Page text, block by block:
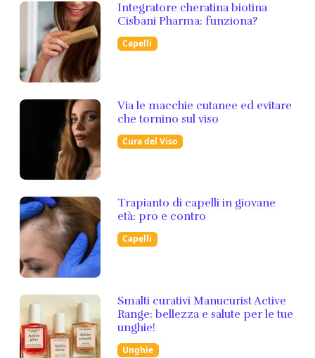
Integratore cheratina biotina
Cisbani Pharma: funziona?
Capelli
Via le macchie cutanee ed evitare
che tornino sul viso
Cura del Viso
Trapianto di capelli in giovane
età: pro e contro
Capelli
Smalti curativi Manucurist Active
Range: bellezza e salute per le tue
unghie!
Unghie